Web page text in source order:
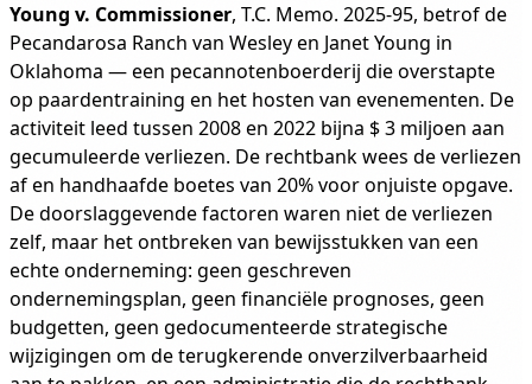
Young v. Commissioner, T.C. Memo. 2025-95, betrof de
Pecandarosa Ranch van Wesley en Janet Young in
Oklahoma — een pecannotenboerderij die overstapte
op paardentraining en het hosten van evenementen. De
activiteit leed tussen 2008 en 2022 bijna $ 3 miljoen aan
gecumuleerde verliezen. De rechtbank wees de verliezen
af en handhaafde boetes van 20% voor onjuiste opgave.
De doorslaggevende factoren waren niet de verliezen
zelf, maar het ontbreken van bewijsstukken van een
echte onderneming: geen geschreven
ondernemingsplan, geen financiële prognoses, geen
budgetten, geen gedocumenteerde strategische
wijzigingen om de terugkerende onverzilverbaarheid